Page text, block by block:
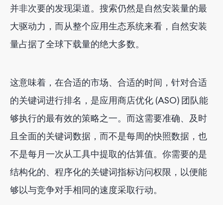
并非次要的发现渠道。搜索仍然是自然安装量的最
大驱动力，而从整个应用生态系统来看，自然安装
量占据了全球下载量的绝大多数。
这意味着，在合适的市场、合适的时间，针对合适
的关键词进行排名，是应用商店优化 (ASO) 团队能
够执行的最有效的策略之一。而这需要准确、及时
且全面的关键词数据，而不是每周的快照数据，也
不是每月一次从工具中提取的估算值。你需要的是
结构化的、程序化的关键词指标访问权限，以便能
够以与竞争对手相同的速度采取行动。